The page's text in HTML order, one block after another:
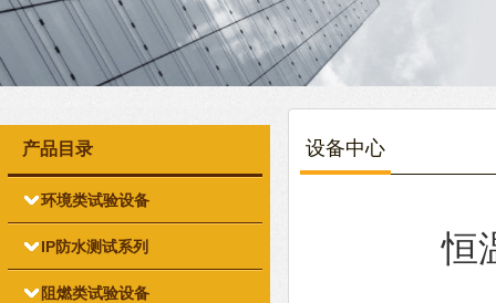
产品目录
环境类试验设备
IP防水测试系列
阻燃类试验设备
设备中心
恒